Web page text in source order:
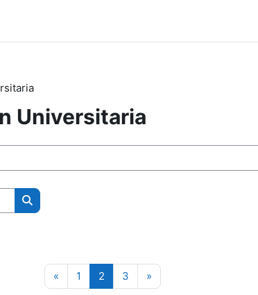
Universitaria
Buscar cursos
« Página anterior
1 Página 1
2 Página 2
3 Página 3
»